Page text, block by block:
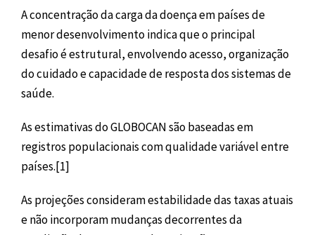
A concentração da carga da doença em países de
menor desenvolvimento indica que o principal
desafio é estrutural, envolvendo acesso, organização
do cuidado e capacidade de resposta dos sistemas de
saúde.
As estimativas do GLOBOCAN são baseadas em
registros populacionais com qualidade variável entre
países.[1]
As projeções consideram estabilidade das taxas atuais
e não incorporam mudanças decorrentes da